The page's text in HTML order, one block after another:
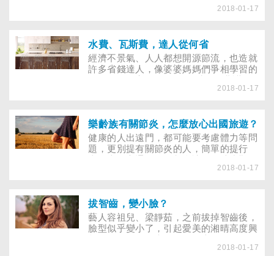
露面」，你更要利用冬季好好「呵護」，
2018-01-17
水費、瓦斯費，達人從何省
經濟不景氣、人人都想開源節流，也造就
許多省錢達人，像婆婆媽媽們爭相學習的
加起來不到700元，到底基本的水費或瓦
2018-01-17
樂齡族有關節炎，怎麼放心出國旅遊？
健康的人出遠門，都可能要考慮體力等問
題，更別提有關節炎的人，簡單的提行
行，此外，旅程中需用到的輔具、藥物，
意什麼？
2018-01-17
拔智齒，變小臉？
藝人容祖兒、梁靜茹，之前拔掉智齒後，
臉型似乎變小了，引起愛美的湘晴高度興
象，但想到臉能因此消瘦一點，她可是躍
2018-01-17